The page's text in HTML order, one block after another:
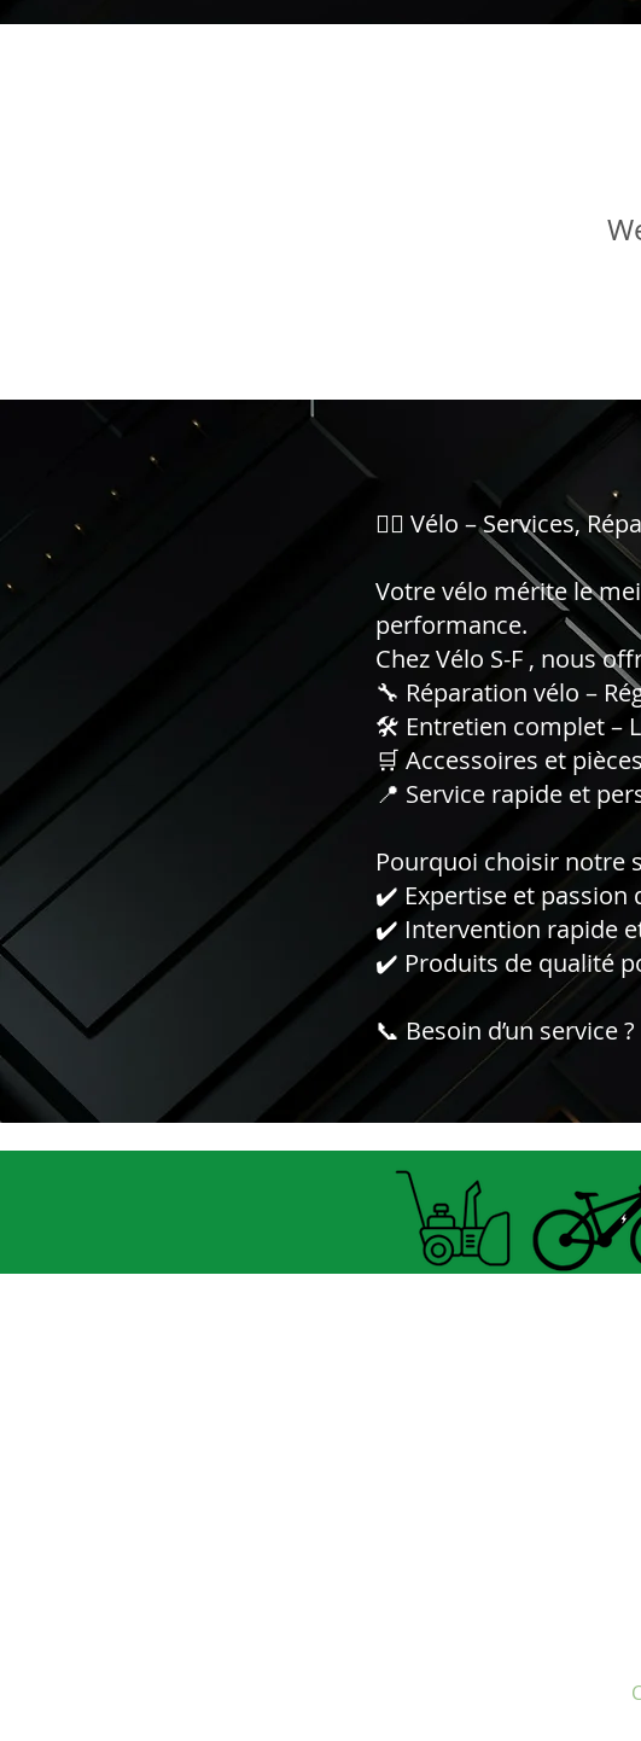
🚴‍♂️ Vélo – Services,
Votre vélo mérite le
performance.
Chez Vélo S-F , nous
🔧 Réparation vélo –
🛠 Entretien complet –
🛒 Accessoires et
📍 Service rapide et
Pourquoi choisir notre
✔️ Expertise et passion
✔️ Intervention rapide
✔️ Produits de qualité
📞 Besoin d’un service